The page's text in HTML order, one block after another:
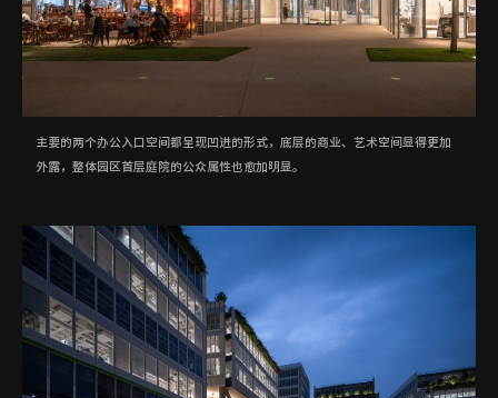
主要的两个办公入口空间都呈现凹进的形式，底层的商业、艺术空间显得更加
外露，整体园区首层庭院的公众属性也愈加明显。